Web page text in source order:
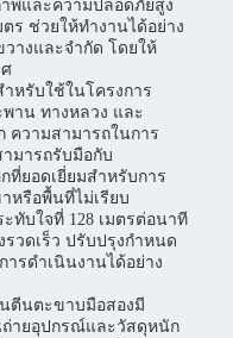
พและความปลอดภัยสูง
ร ช่วยให้ทำงานได้อย่าง
างและจำกัด โดยให้
ำหรับใช้ในโครงการ
าน ทางหลวง และ
ความสามารถในการ
มารถรับมือกับ
ที่ยอดเยี่ยมสำหรับการ
หรือพื้นที่ไม่เรียบ
ทับใจที่ 128 เมตรต่อนาที
วดเร็ว ปรับปรุงกำหนด
ารดำเนินงานได้อย่าง
ตีนตะขาบมือสองมี
ายอุปกรณ์และวัสดุหนัก